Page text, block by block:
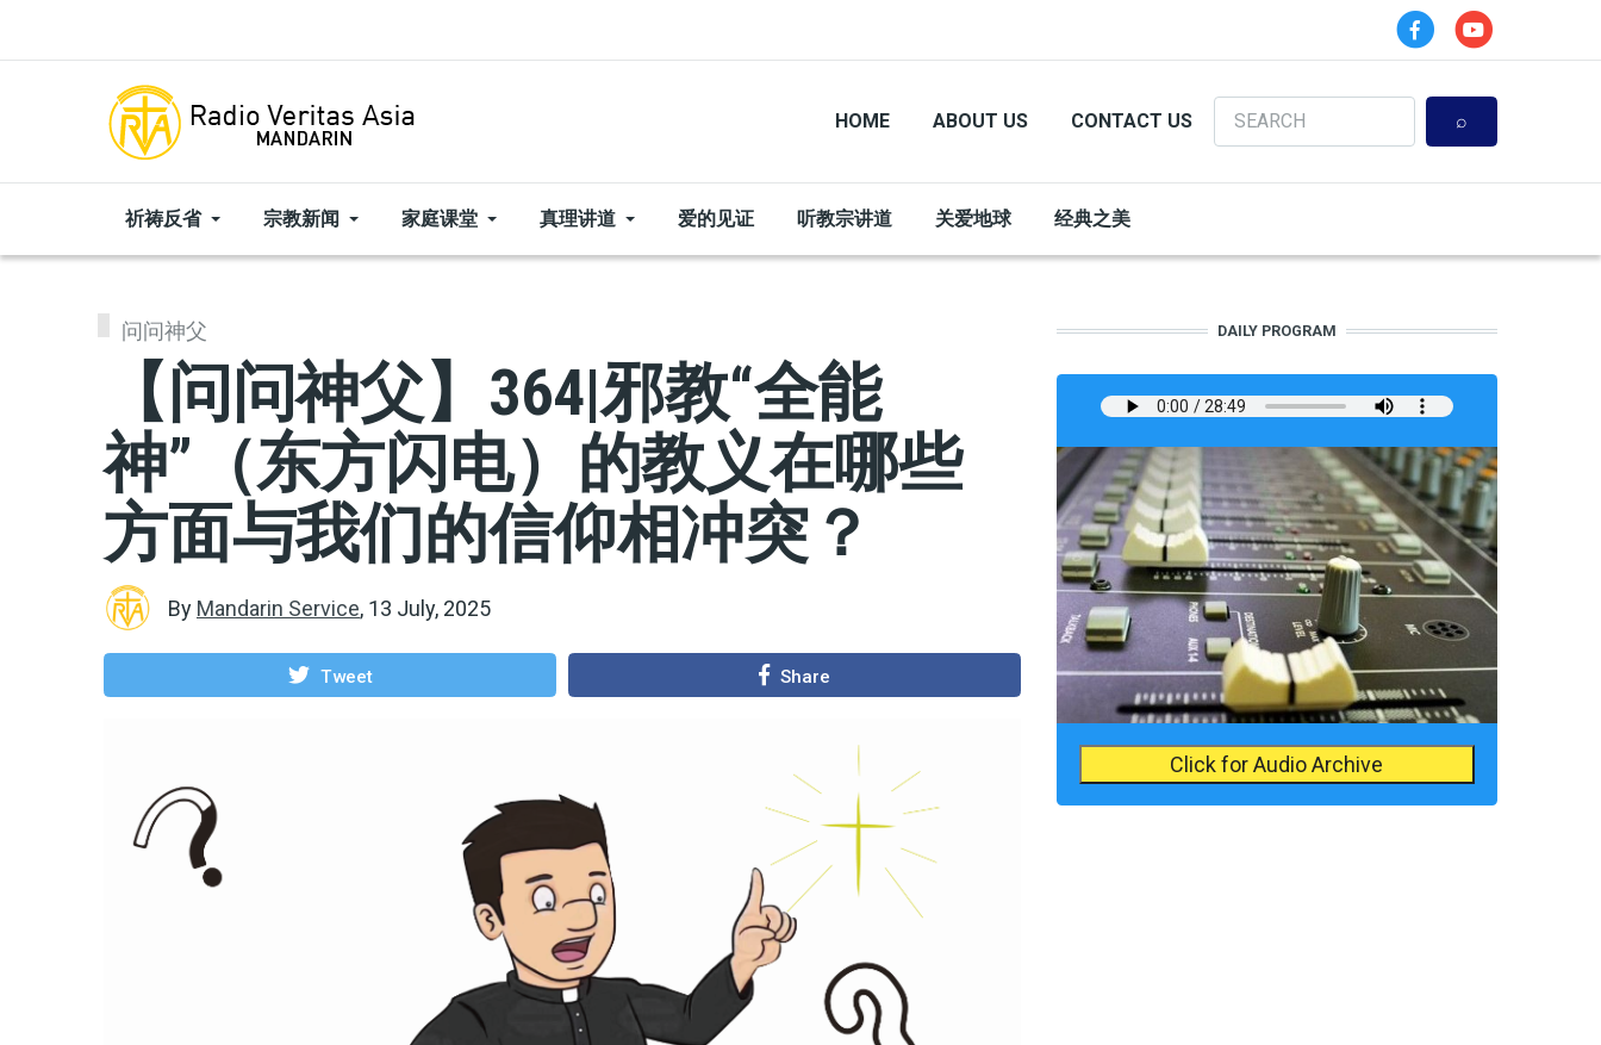
HOME ABOUT US CONTACT US
Search
祈祷反省 宗教新闻 家庭课堂 真理讲道 爱的见证 听教宗讲道 关爱地球 经典之美
问问神父
【问问神父】364|邪教“全能
神”（东方闪电）的教义在哪些
方面与我们的信仰相冲突？
By Mandarin Service, 13 July, 2025
Tweet Share
DAILY PROGRAM
Click for Audio Archive